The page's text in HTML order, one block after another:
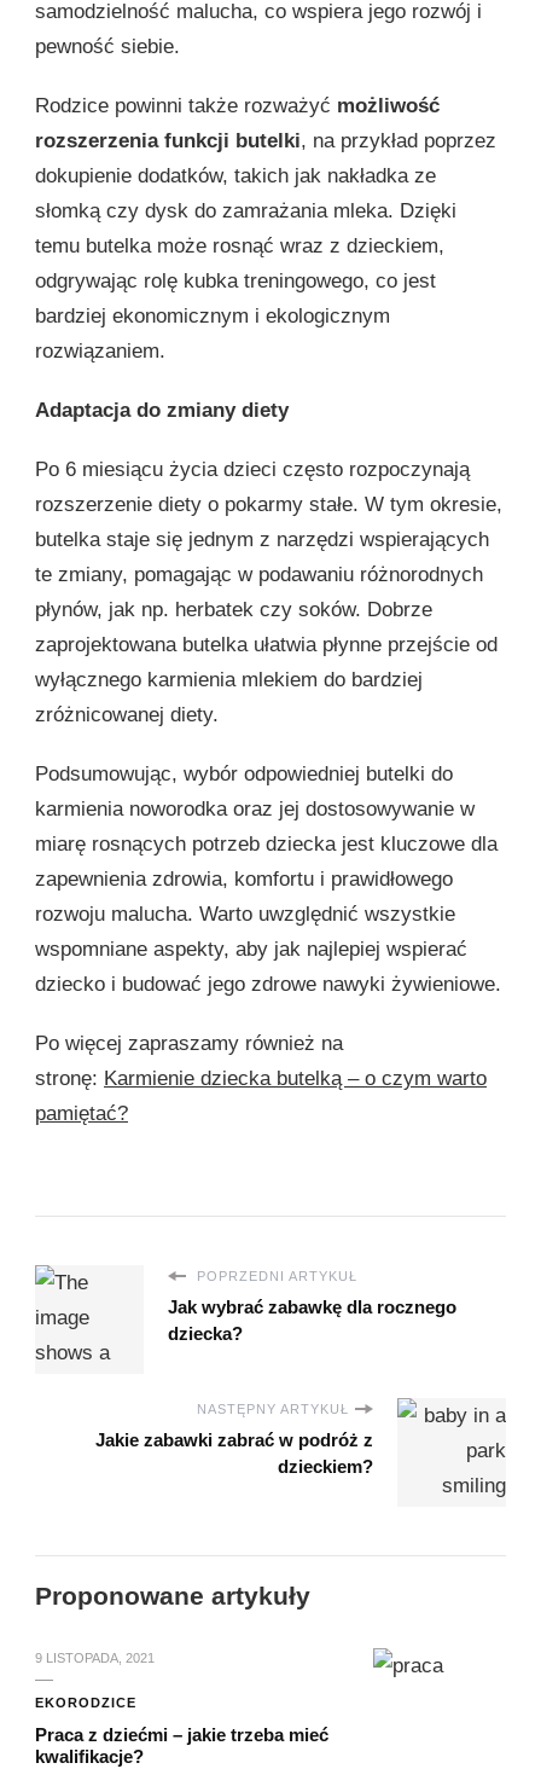
samodzielność malucha, co wspiera jego rozwój i
pewność siebie.
Rodzice powinni także rozważyć możliwość
rozszerzenia funkcji butelki, na przykład poprzez
dokupienie dodatków, takich jak nakładka ze
słomką czy dysk do zamrażania mleka. Dzięki
temu butelka może rosnąć wraz z dzieckiem,
odgrywając rolę kubka treningowego, co jest
bardziej ekonomicznym i ekologicznym
rozwiązaniem.
Adaptacja do zmiany diety
Po 6 miesiącu życia dzieci często rozpoczynają
rozszerzenie diety o pokarmy stałe. W tym okresie,
butelka staje się jednym z narzędzi wspierających
te zmiany, pomagając w podawaniu różnorodnych
płynów, jak np. herbatek czy soków. Dobrze
zaprojektowana butelka ułatwia płynne przejście od
wyłącznego karmienia mlekiem do bardziej
zróżnicowanej diety.
Podsumowując, wybór odpowiedniej butelki do
karmienia noworodka oraz jej dostosowywanie w
miarę rosnących potrzeb dziecka jest kluczowe dla
zapewnienia zdrowia, komfortu i prawidłowego
rozwoju malucha. Warto uwzględnić wszystkie
wspomniane aspekty, aby jak najlepiej wspierać
dziecko i budować jego zdrowe nawyki żywieniowe.
Po więcej zapraszamy również na
stronę: Karmienie dziecka butelką – o czym warto
pamiętać?
POPRZEDNI ARTYKUŁ
Jak wybrać zabawkę dla rocznego
dziecka?
NASTĘPNY ARTYKUŁ
Jakie zabawki zabrać w podróż z
dzieckiem?
Proponowane artykuły
9 LISTOPADA, 2021
EKORODZICE
Praca z dziećmi – jakie trzeba mieć
kwalifikacje?